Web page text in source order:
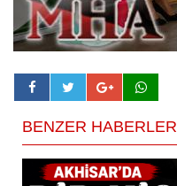
BENZER HABERLER